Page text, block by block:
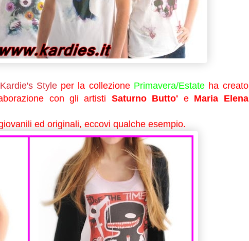
Kardie's Styleper la collezione Primavera/Estateha creato
con gli artisti Saturno Butto' e Maria Elena
ed originali, eccovi qualche esempio.